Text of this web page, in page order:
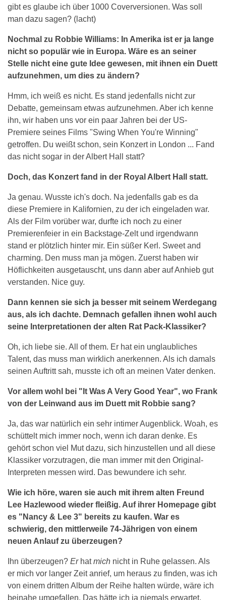
gibt es glaube ich über 1000 Coverversionen. Was soll
man dazu sagen? (lacht)
Nochmal zu Robbie Williams: In Amerika ist er ja lange
nicht so populär wie in Europa. Wäre es an seiner
Stelle nicht eine gute Idee gewesen, mit ihnen ein Duett
aufzunehmen, um dies zu ändern?
Hmm, ich weiß es nicht. Es stand jedenfalls nicht zur
Debatte, gemeinsam etwas aufzunehmen. Aber ich kenne
ihn, wir haben uns vor ein paar Jahren bei der US-
Premiere seines Films "Swing When You're Winning"
getroffen. Du weißt schon, sein Konzert in London ... Fand
das nicht sogar in der Albert Hall statt?
Doch, das Konzert fand in der Royal Albert Hall statt.
Ja genau. Wusste ich's doch. Na jedenfalls gab es da
diese Premiere in Kalifornien, zu der ich eingeladen war.
Als der Film vorüber war, durfte ich noch zu einer
Premierenfeier in ein Backstage-Zelt und irgendwann
stand er plötzlich hinter mir. Ein süßer Kerl. Sweet and
charming. Den muss man ja mögen. Zuerst haben wir
Höflichkeiten ausgetauscht, uns dann aber auf Anhieb gut
verstanden. Nice guy.
Dann kennen sie sich ja besser mit seinem Werdegang
aus, als ich dachte. Demnach gefallen ihnen wohl auch
seine Interpretationen der alten Rat Pack-Klassiker?
Oh, ich liebe sie. All of them. Er hat ein unglaubliches
Talent, das muss man wirklich anerkennen. Als ich damals
seinen Auftritt sah, musste ich oft an meinen Vater denken.
Vor allem wohl bei "It Was A Very Good Year", wo Frank
von der Leinwand aus im Duett mit Robbie sang?
Ja, das war natürlich ein sehr intimer Augenblick. Woah, es
schüttelt mich immer noch, wenn ich daran denke. Es
gehört schon viel Mut dazu, sich hinzustellen und all diese
Klassiker vorzutragen, die man immer mit den Original-
Interpreten messen wird. Das bewundere ich sehr.
Wie ich höre, waren sie auch mit ihrem alten Freund
Lee Hazlewood wieder fleißig. Auf ihrer Homepage gibt
es "Nancy & Lee 3" bereits zu kaufen. War es
schwierig, den mittlerweile 74-Jährigen von einem
neuen Anlauf zu überzeugen?
Ihn überzeugen? Erhatmich nicht in Ruhe gelassen. Als
er mich vor langer Zeit anrief, um heraus zu finden, was ich
von einem dritten Album der Reihe halten würde, wäre ich
beinahe umgefallen. Das hätte ich ja niemals erwartet.